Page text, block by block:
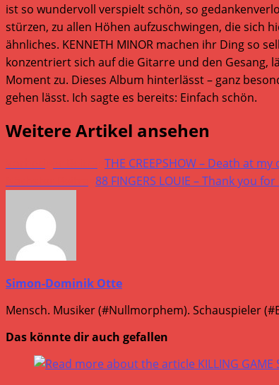
ist so wundervoll verspielt schön, so
stürzen, zu allen Höhen aufzuschwingen, die sich
ähnliches. KENNETH MINOR machen ihr Ding so
konzentriert sich auf die Gitarre und den
Moment zu. Dieses Album hinterlässt – ganz
gehen lässt. Ich sagte es bereits: Einfach schön.
Weitere Artikel ansehen
THE CREEPSHOW – Death at
88 FINGERS LOUIE – Thank you
Simon-Dominik Otte
Mensch. Musiker (#Nullmorphem). Schauspieler
Das könnte dir auch gefallen